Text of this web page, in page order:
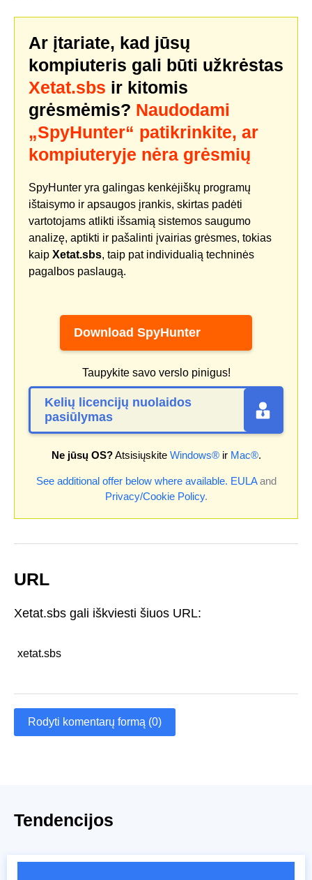
Ar įtariate, kad jūsų
kompiuteris gali būti užkrėstas
Xetat.sbs ir kitomis
grėsmėmis? Naudodami
„SpyHunter“ patikrinkite, ar
kompiuteryje nėra grėsmių
SpyHunter yra galingas kenkėjiškų programų
ištaisymo ir apsaugos įrankis, skirtas padėti
vartotojams atlikti išsamią sistemos saugumo
analizę, aptikti ir pašalinti įvairias grėsmes, tokias
kaip Xetat.sbs, taip pat individualią techninės
pagalbos paslaugą.
Download SpyHunter
Taupykite savo verslo pinigus!
Kelių licencijų nuolaidos
pasiūlymas
Ne jūsų OS?Atsisiųskite Windows®ir Mac®.
See additional offer below where available. EULAand
Privacy/Cookie Policy.
URL
Xetat.sbs gali iškviesti šiuos URL:
xetat.sbs
Rodyti komentarų formą (0)
Tendencijos